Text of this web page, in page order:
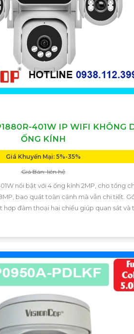
401W IP WIFI KHÔNG
ỐNG KÍNH
Giá Khuyến Mại: 5%-35%
Giá Bán: liên hệ
nổi bật với 4 ống kính 2MP, cho tổng
bao quát toàn cảnh mà vẫn chi tiết.
hợp đàm thoại hai chiều giúp quan sát và